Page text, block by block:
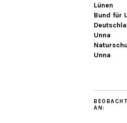
Lünen
Bund für
Unna
Unna
AN: